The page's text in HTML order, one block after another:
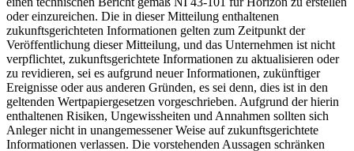
oder einzureichen. Die in dieser Mitteilung enthaltenen
zukunftsgerichteten Informationen gelten zum Zeitpunkt der
Veröffentlichung dieser Mitteilung, und das Unternehmen ist nicht
verpflichtet, zukunftsgerichtete Informationen zu aktualisieren oder
zu revidieren, sei es aufgrund neuer Informationen, zukünftiger
Ereignisse oder aus anderen Gründen, es sei denn, dies ist in den
geltenden Wertpapiergesetzen vorgeschrieben. Aufgrund der hierin
enthaltenen Risiken, Ungewissheiten und Annahmen sollten sich
Anleger nicht in unangemessener Weise auf zukunftsgerichtete
Informationen verlassen. Die vorstehenden Aussagen schränken